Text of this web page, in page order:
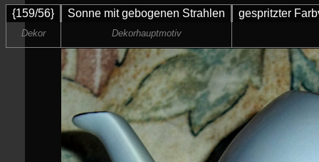
{159/56} Sonne mit gebogenen Strahlen gespritzter
Dekor Dekorhauptmotiv